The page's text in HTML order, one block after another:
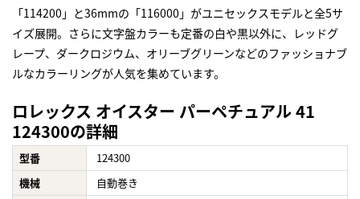
「114200」と36mmの「116000」がユニセックスモデルと全5サ
イズ展開。さらに文字盤カラーも定番の白や黒以外に、レッドグ
レープ、ダークロジウム、オリーブグリーンなどのファッショナブ
ルなカラーリングが人気を集めています。
ロレックス オイスター パーペチュアル 41
124300の詳細
型番
124300
機械
自動巻き